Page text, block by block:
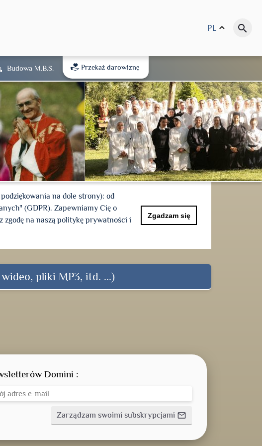
PL keyboard_arrow_up search
Budowa M.B.Ś. Przekaż darowiznę
na dole strony): od
(GDPR). Zapewniamy Cię o
na naszą politykę prywatności i
Zgadzam się
pliki MP3, itd. ...)
Domini :
Zarządzam swoimi subskrypcjami mail_outline